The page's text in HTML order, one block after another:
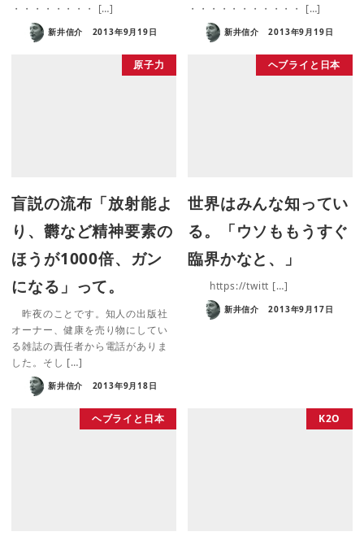
・・・・・・・・ […]
新井信介 2013年9月19日
・・・・・・・・・・・ […]
新井信介 2013年9月19日
原子力
盲説の流布「放射能よ
り、欝など精神要素の
ほうが1000倍、ガン
になる」って。
昨夜のことです。知人の出版社
オーナー、健康を売り物にしてい
る雑誌の責任者から電話がありま
した。そし […]
新井信介 2013年9月18日
ヘブライと日本
世界はみんな知ってい
る。「ウソももうすぐ
臨界かなと、」
https://twitt […]
新井信介 2013年9月17日
ヘブライと日本 K2O